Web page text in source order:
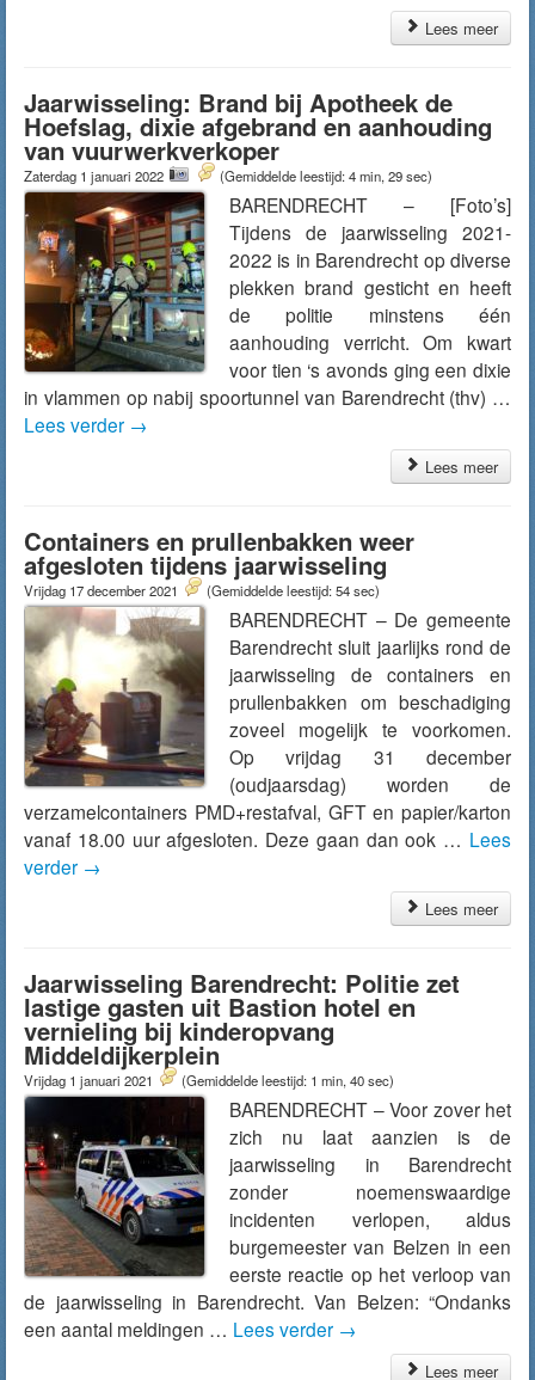
Lees meer
Jaarwisseling: Brand bij Apotheek de
Hoefslag, dixie afgebrand en aanhouding
van vuurwerkverkoper
Zaterdag 1 januari 2022 (Gemiddelde leestijd: 4 min, 29 sec)
BARENDRECHT – [Foto’s]
Tijdens de jaarwisseling 2021-
2022 is in Barendrecht op diverse
plekken brand gesticht en heeft
de politie minstens één
aanhouding verricht. Om kwart
voor tien ‘s avonds ging een dixie
in vlammen op nabij spoortunnel van Barendrecht (thv) …
Lees verder →
Lees meer
Containers en prullenbakken weer
afgesloten tijdens jaarwisseling
Vrijdag 17 december 2021 (Gemiddelde leestijd: 54 sec)
BARENDRECHT – De gemeente
Barendrecht sluit jaarlijks rond de
jaarwisseling de containers en
prullenbakken om beschadiging
zoveel mogelijk te voorkomen.
Op vrijdag 31 december
(oudjaarsdag) worden de
verzamelcontainers PMD+restafval, GFT en papier/karton
vanaf 18.00 uur afgesloten. Deze gaan dan ook … Lees
verder →
Lees meer
Jaarwisseling Barendrecht: Politie zet
lastige gasten uit Bastion hotel en
vernieling bij kinderopvang
Middeldijkerplein
Vrijdag 1 januari 2021 (Gemiddelde leestijd: 1 min, 40 sec)
BARENDRECHT – Voor zover het
zich nu laat aanzien is de
jaarwisseling in Barendrecht
zonder noemenswaardige
incidenten verlopen, aldus
burgemeester van Belzen in een
eerste reactie op het verloop van
de jaarwisseling in Barendrecht. Van Belzen: “Ondanks
een aantal meldingen … Lees verder →
Lees meer